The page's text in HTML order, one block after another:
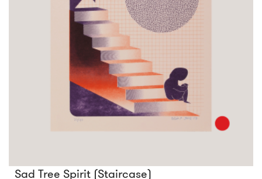
Sad Tree Spirit (Staircase)